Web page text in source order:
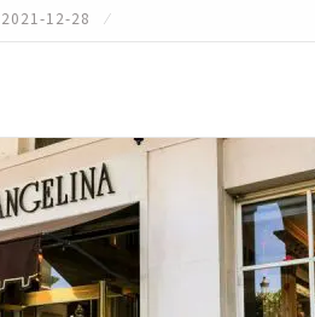
投
稿
日:
2021-12-28